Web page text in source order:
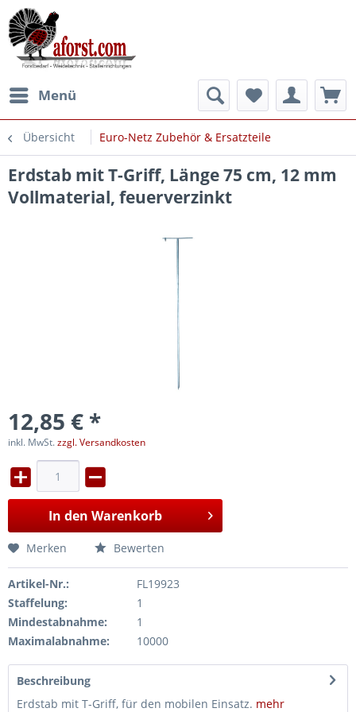
Menü
Übersicht Euro-Netz Zubehör & Ersatzteile
Erdstab mit T-Griff, Länge 75 cm, 12 mm
Vollmaterial, feuerverzinkt
12,85 € *
inkl. MwSt.zzgl. Versandkosten
In den Warenkorb
Merken Bewerten
Artikel-Nr.:
FL19923
Staffelung:
1
Mindestabnahme:
1
Maximalabnahme:
10000
Beschreibung
Erdstab mit T-Griff, für den mobilen Einsatz. mehr